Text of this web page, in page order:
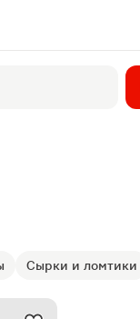
Сырки и ломтики